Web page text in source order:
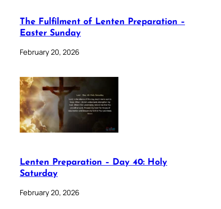
The Fulfilment of Lenten Preparation –
Easter Sunday
February 20, 2026
Lenten Preparation – Day 40: Holy
Saturday
February 20, 2026